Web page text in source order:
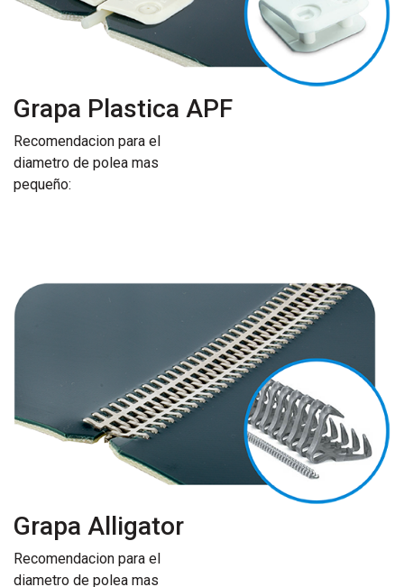
Grapa Plastica APF
Recomendacion para el
diametro de polea mas
pequeño:
Grapa Alligator
Recomendacion para el
diametro de polea mas